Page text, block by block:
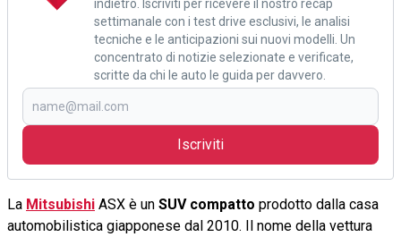
indietro. Iscriviti per ricevere il nostro recap
settimanale con i test drive esclusivi, le analisi
tecniche e le anticipazioni sui nuovi modelli. Un
concentrato di notizie selezionate e verificate,
scritte da chi le auto le guida per davvero.
Iscriviti
La Mitsubishi ASX è un SUV compatto prodotto dalla casa
automobilistica giapponese dal 2010. Il nome della vettura